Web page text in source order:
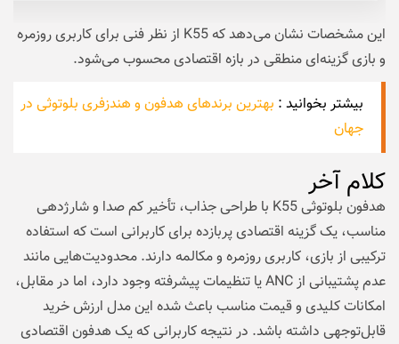
این مشخصات نشان می‌دهد که K55 از نظر فنی برای کاربری روزمره
و بازی گزینه‌ای منطقی در بازه اقتصادی محسوب می‌شود.
بیشتر بخوانید : بهترین برندهای هدفون و هندزفری بلوتوثی در
جهان
کلام آخر
هدفون بلوتوثی K55 با طراحی جذاب، تأخیر کم صدا و شارژدهی
مناسب، یک گزینه اقتصادی پربازده برای کاربرانی است که استفاده
ترکیبی از بازی، کاربری روزمره و مکالمه دارند. محدودیت‌هایی مانند
عدم پشتیبانی از ANC یا تنظیمات پیشرفته وجود دارد، اما در مقابل،
امکانات کلیدی و قیمت مناسب باعث شده این مدل ارزش خرید
قابل‌توجهی داشته باشد. در نتیجه کاربرانی که یک هدفون اقتصادی